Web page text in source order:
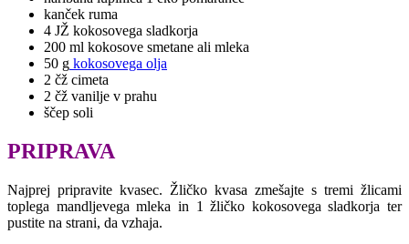
kanček ruma
4 JŽ kokosovega sladkorja
200 ml kokosove smetane ali mleka
50 g kokosovega olja
2 čž cimeta
2 čž vanilje v prahu
ščep soli
PRIPRAVA
Najprej pripravite kvasec. Žličko kvasa zmešajte s tremi žlicami
toplega mandljevega mleka in 1 žličko kokosovega sladkorja ter
pustite na strani, da vzhaja.